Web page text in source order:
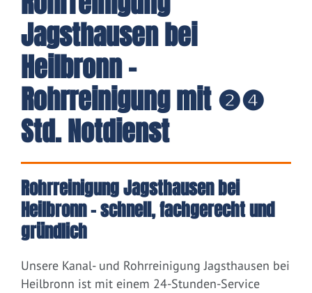
Jagsthausen bei
Heilbronn -
Rohrreinigung mit ❷❹
Std. Notdienst
Rohrreinigung Jagsthausen bei
Heilbronn – schnell, fachgerecht und
gründlich
Unsere Kanal- und Rohrreinigung Jagsthausen bei
Heilbronn ist mit einem 24-Stunden-Service